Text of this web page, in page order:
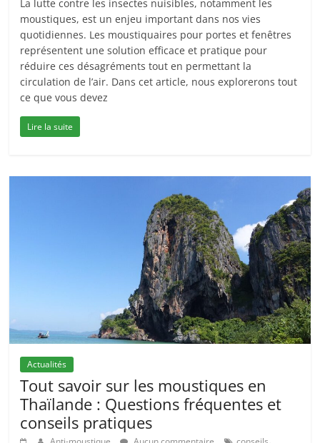
La lutte contre les insectes nuisibles, notamment les
moustiques, est un enjeu important dans nos vies
quotidiennes. Les moustiquaires pour portes et fenêtres
représentent une solution efficace et pratique pour
réduire ces désagréments tout en permettant la
circulation de l’air. Dans cet article, nous explorerons tout
ce que vous devez
Lire la suite
Actualités
Tout savoir sur les moustiques en
Thaïlande : Questions fréquentes et
conseils pratiques